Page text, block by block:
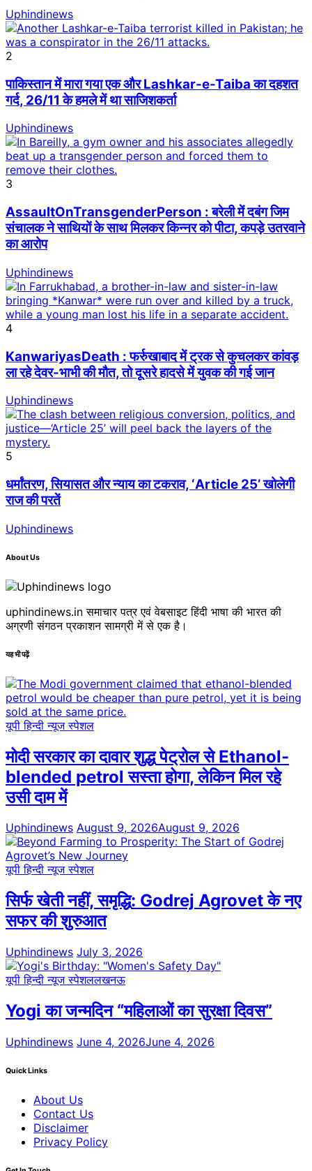
Uphindinews
2
पाकिस्तान में मारा गया एक और Lashkar-e-Taiba का दहशत
गर्द, 26/11 के हमले में था साजिशकर्ता
Uphindinews
3
AssaultOnTransgenderPerson : बरेली में दबंग जिम
संचालक ने साथियों के साथ मिलकर किन्नर को पीटा, कपड़े उतरवाने
का आरोप
Uphindinews
4
KanwariyasDeath : फर्रुखाबाद में ट्रक से कुचलकर कांवड़
ला रहे देवर-भाभी की मौत, तो दूसरे हादसे में युवक की गई जान
Uphindinews
5
धर्मांतरण, सियासत और न्याय का टकराव, ‘Article 25’ खोलेगी
राज की परतें
Uphindinews
About Us
uphindinews.in समाचार पत्र एवं वेबसाइट हिंदी भाषा की भारत की
अग्रणी संगठन प्रकाशन सामग्री में से एक है।
यह भी पढ़ें
यूपी हिन्दी न्यूज स्पेशल
मोदी सरकार का दावार शुद्ध पेट्रोल से Ethanol-
blended petrol सस्ता होगा, लेकिन मिल रहे
उसी दाम में
Uphindinews August 9, 2026August 9, 2026
यूपी हिन्दी न्यूज स्पेशल
सिर्फ खेती नहीं, समृद्धि: Godrej Agrovet के नए
सफर की शुरुआत
Uphindinews July 3, 2026
यूपी हिन्दी न्यूज स्पेशललखनऊ
Yogi का जन्मदिन “महिलाओं का सुरक्षा दिवस”
Uphindinews June 4, 2026June 4, 2026
Quick Links
About Us
Contact Us
Disclaimer
Privacy Policy